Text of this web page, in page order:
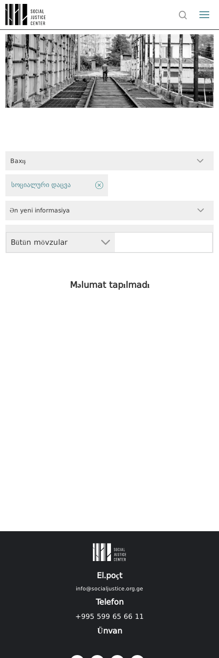
Baxış
Bütün mövzular
სოციალური დაცვა
Ən yeni informasiya
Məlumat tapılmadı
El.poçt
info@socialjustice.org.ge
Telefon
+995 599 65 66 11
Ünvan